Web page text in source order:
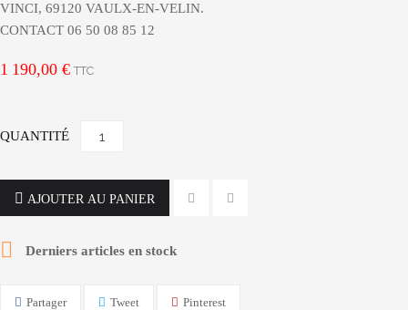
VINCI, 69120 VAULX-EN-VELIN.
CONTACT 06 50 08 85 12
1 190,00 € TTC
QUANTITÉ
AJOUTER AU PANIER
 Derniers articles en stock
Partager Tweet Pinterest